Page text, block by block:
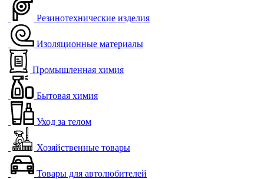
Резинотехнические изделия
Изоляционные материалы
Промышленная химия
Бытовая химия
Уход за телом
Хозяйственные товары
Товары для автолюбителей